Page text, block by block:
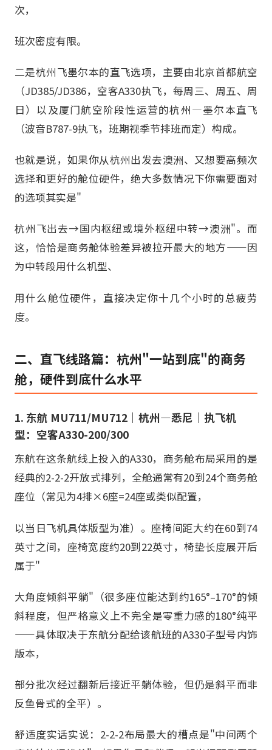
次，
班次密度有限。
二是杭州飞墨尔本的直飞选项，主要由北京首都航空
（JD385/JD386，空客A330执飞，每周三、周五、周
日）以及厦门航空阶段性运营的杭州—墨尔本直飞
（波音B787-9执飞，班期视季节排班而定）构成。
也就是说，如果你从杭州出发去澳洲、又想要高频次
选择和更好的舱位硬件，绝大多数情况下你需要面对
的选项其实是"
杭州飞出去→国内枢纽或境外枢纽中转→澳洲"。而
这，恰恰是商务舱体验差异被拉开最大的地方——因
为中转段用什么机型、
用什么舱位硬件，直接决定你十几个小时的总疲劳
度。
二、直飞线路篇：杭州"一站到底"的商务
舱，硬件到底什么水平
1. 东航 MU711/MU712｜杭州—悉尼｜执飞机
型：空客A330-200/300
东航在这条航线上投入的A330，商务舱布局采用的是
经典的2-2-2开放式排列，全舱通常有20到24个商务舱
座位（常见为4排×6座=24座或类似配置，
以当日飞机具体版型为准）。座椅间距大约在60到74
英寸之间，座椅宽度约20到22英寸，椅垫长度展开后
属于"
大角度倾斜平躺"（很多座位能达到约165°–170°的倾
斜程度，但严格意义上不完全是零重力感的180°纯平
——具体取决于东航分配给该航班的A330子型号内饰
版本，
部分批次经过翻新后接近平躺体验，但仍是斜平而非
反鱼骨式的全平）。
舒适度实话实说：2-2-2布局最大的槽点是"中间两个